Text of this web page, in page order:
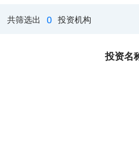
共筛选出 0 投资机构
投资名